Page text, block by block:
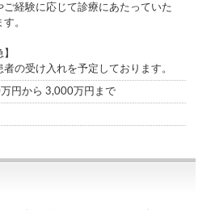
ご経験に応じて診療にあたっていた
。
者の受け入れを予定しております。
円から 3,000万円まで